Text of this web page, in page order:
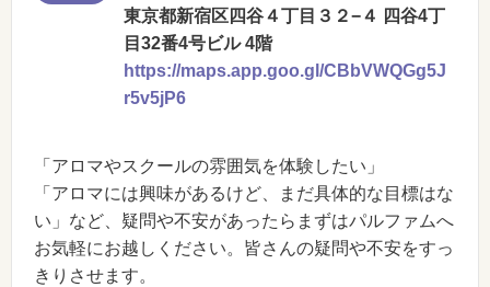
東京都新宿区四谷４丁目３２−４ 四谷4丁
目32番4号ビル 4階
https://maps.app.goo.gl/CBbVWQGg5J
r5v5jP6
「アロマやスクールの雰囲気を体験したい」
「アロマには興味があるけど、まだ具体的な目標はな
い」など、疑問や不安があったらまずはパルファムへ
お気軽にお越しください。皆さんの疑問や不安をすっ
きりさせます。